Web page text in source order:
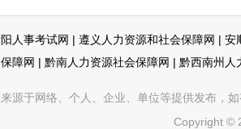
人事考试网 | 遵义人力资源和社会保障网 | 安
障网 | 黔南人力资源社会保障网 | 黔西南州人
源于网络、个人、企业、单位等提供发布，
Copyright ©